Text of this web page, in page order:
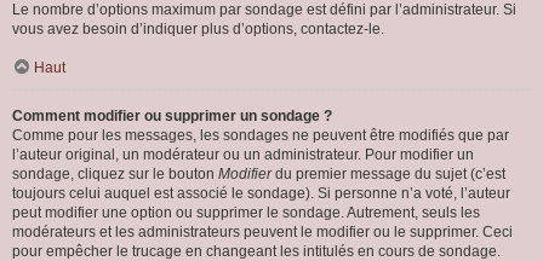
Le nombre d’options maximum par sondage est défini par l’administrateur. Si
vous avez besoin d’indiquer plus d’options, contactez-le.
Haut
Comment modifier ou supprimer un sondage ?
Comme pour les messages, les sondages ne peuvent être modifiés que par
l’auteur original, un modérateur ou un administrateur. Pour modifier un
sondage, cliquez sur le bouton Modifierdu premier message du sujet (c’est
toujours celui auquel est associé le sondage). Si personne n’a voté, l’auteur
peut modifier une option ou supprimer le sondage. Autrement, seuls les
modérateurs et les administrateurs peuvent le modifier ou le supprimer. Ceci
pour empêcher le trucage en changeant les intitulés en cours de sondage.